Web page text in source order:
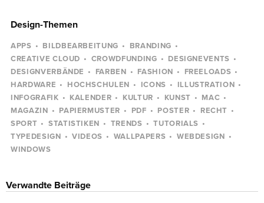
Design-Themen
APPS BILDBEARBEITUNG
BRANDING
CREATIVE CLOUD
CROWDFUNDING
DESIGNEVENTS
DESIGNVERBÄNDE
FARBEN FASHION
FREELOADS
HARDWARE
HOCHSCHULEN ICONS
ILLUSTRATION
INFOGRAFIK
KALENDER KULTUR KUNST
MAC
MAGAZIN
PAPIERMUSTER PDF POSTER
RECHT
SPORT
STATISTIKEN TRENDS
TUTORIALS
TYPEDESIGN
VIDEOS WALLPAPERS
WEBDESIGN
WINDOWS
Verwandte Beiträge